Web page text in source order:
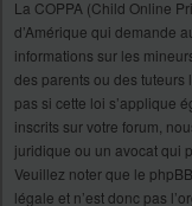
La COPPA (Child Online
d’Amérique qui demande
informations sur les
des parents ou des tuteurs
pas si cette loi s’applique
inscrits sur votre forum,
juridique ou un avocat qui
Veuillez noter que le
légale et n’est donc pas